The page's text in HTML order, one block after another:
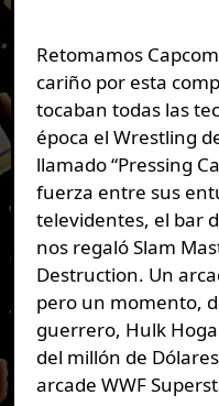
Retomamos
cariño por esta
tocaban todas las
época el Wrestling
llamado “Pressing
fuerza entre sus
televidentes, el bar
nos regaló Slam
Destruction. Un
pero un momento,
guerrero, Hulk
del millón de
arcade WWF